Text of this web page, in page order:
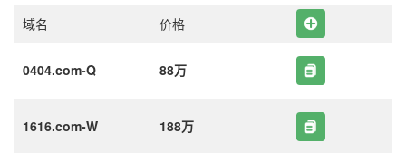
域名 价格
0404.com-Q 88万
1616.com-W 188万